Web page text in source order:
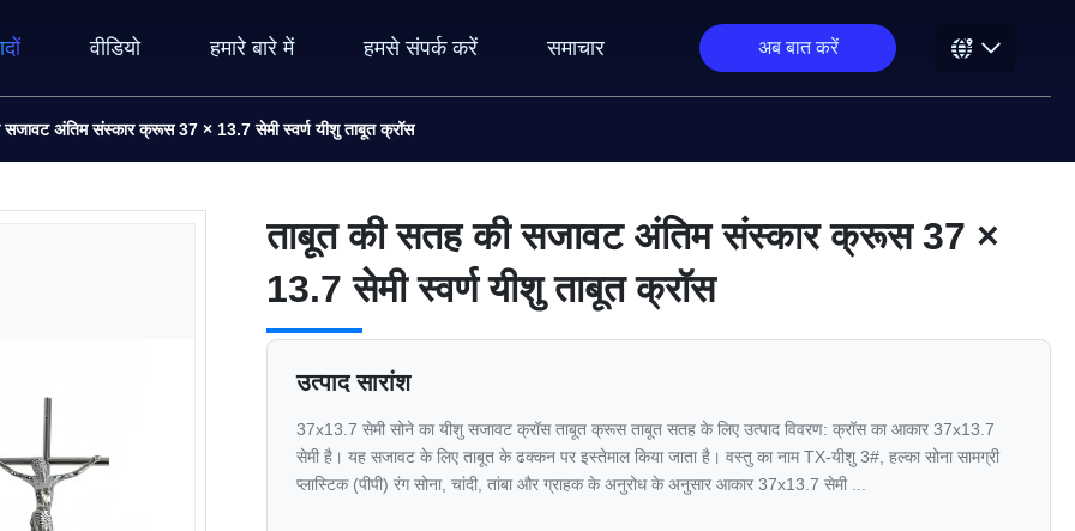
वीडियो हमारे बारे में हमसे संपर्क करें समाचार अब बात करें
सजावट अंतिम संस्कार क्रूस 37 × 13.7 सेमी स्वर्ण यीशु ताबूत क्रॉस
ताबूत की सतह की सजावट अंतिम संस्कार क्रूस 37 ×
13.7 सेमी स्वर्ण यीशु ताबूत क्रॉस
उत्पाद सारांश
37x13.7 सेमी सोने का यीशु सजावट क्रॉस ताबूत क्रूस ताबूत सतह के लिए उत्पाद विवरण: क्रॉस का आकार 37x13.7
सेमी है। यह सजावट के लिए ताबूत के ढक्कन पर इस्तेमाल किया जाता है। वस्तु का नाम TX-यीशु 3#, हल्का सोना सामग्री
प्लास्टिक (पीपी) रंग सोना, चांदी, तांबा और ग्राहक के अनुरोध के अनुसार आकार 37x13.7 सेमी ...